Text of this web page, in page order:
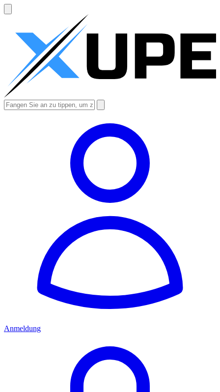
Anmeldung